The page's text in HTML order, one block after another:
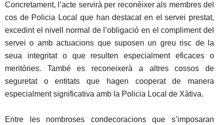
Concretament, l’acte servirà per reconéixer als membres del
cos de Policia Local que han destacat en el servei prestat,
excedint el nivell normal de l’obligació en el compliment del
servei o amb actuacions que suposen un greu risc de la
seua integritat o que resulten especialment eficaces o
meritòries. També es reconeixerà a altres cossos de
seguretat o entitats que hagen cooperat de manera
especialment significativa amb la Policia Local de Xàtiva.
Entre les nombroses condecoracions que s’imposaran